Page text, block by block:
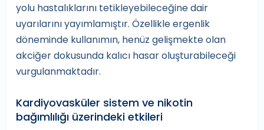
yolu hastalıklarını tetikleyebileceğine dair
uyarılarını yayımlamıştır. Özellikle ergenlik
döneminde kullanımın, henüz gelişmekte olan
akciğer dokusunda kalıcı hasar oluşturabileceği
vurgulanmaktadır.
Kardiyovasküler sistem ve nikotin
bağımlılığı üzerindeki etkileri